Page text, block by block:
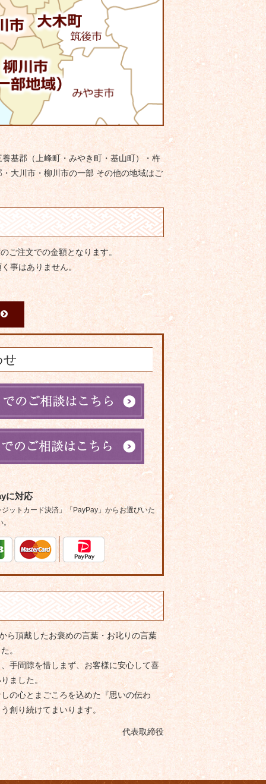
基郡（上峰町・みやき町・基山町）・杵
大川市・柳川市の一部 その他の地域はご
ご注文での金額となります。
事はありません。
せ
に対応
ットカード決済」「PayPay」からお選びいた
。
ら頂戴したお褒めの言葉・お叱りの言葉
。
手間隙を惜しまず、お客様に安心して喜
ました。
の心とまごころを込めた『思いの伝わ
創り続けてまいります。
代表取締役